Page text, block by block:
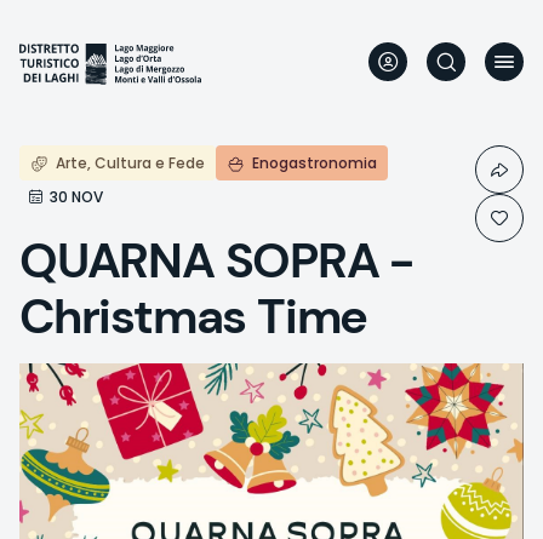
main
content
Arte, Cultura e Fede
Enogastronomia
30 NOV
QUARNA SOPRA -
Christmas Time